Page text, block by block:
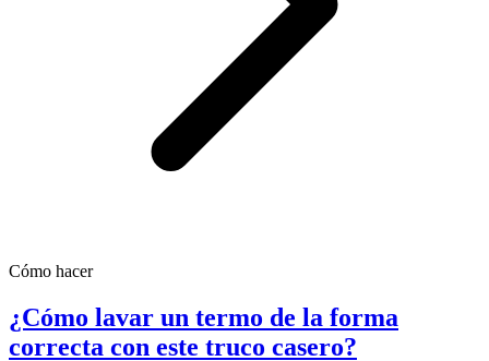
Cómo hacer
¿Cómo lavar un termo de la forma
correcta con este truco casero?